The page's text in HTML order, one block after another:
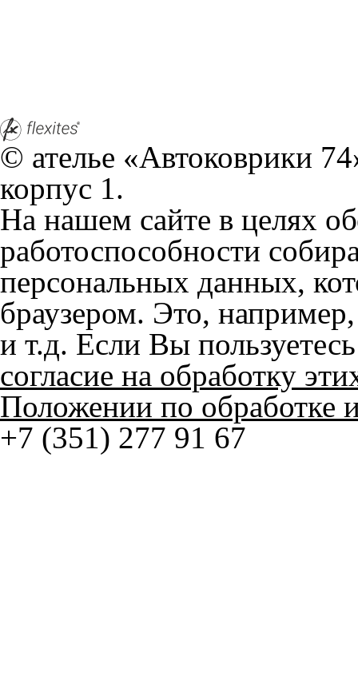
На нашем сайте в целях
работоспособности
персональных данных,
браузером. Это,
и т.д. Если Вы
согласие на обработку
Положении по обработке
+7 (351) 277 91 67